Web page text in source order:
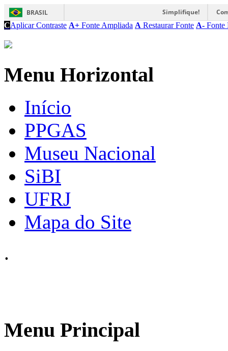
BRASIL Simplifique!
CAplicar Contraste A+ Fonte Ampliada A Restaurar Fonte A- Fonte
Menu Horizontal
Início
PPGAS
Museu Nacional
SiBI
UFRJ
Mapa do Site
.
Menu Principal